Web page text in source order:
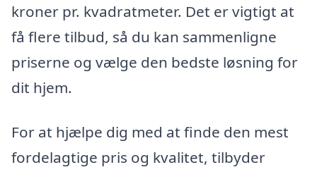
kroner pr. kvadratmeter. Det er vigtigt at
få flere tilbud, så du kan sammenligne
priserne og vælge den bedste løsning for
dit hjem.
For at hjælpe dig med at finde den mest
fordelagtige pris og kvalitet, tilbyder